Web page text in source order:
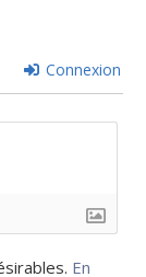
Connexion
En